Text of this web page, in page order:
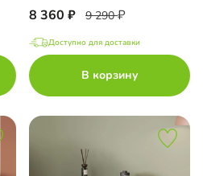
8 360 9 290
Доступно для доставки
В корзину